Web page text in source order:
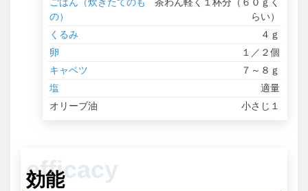
の）
らい）
くるみ
４ｇ
卵
１／２個
キャベツ
７～８ｇ
塩
適量
オリーブ油
小さじ１
効能